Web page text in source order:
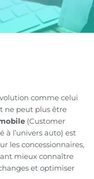
comme celui
ne peut plus être
(Customer
l’univers auto) est
les concessionnaires,
mieux connaître
et optimiser